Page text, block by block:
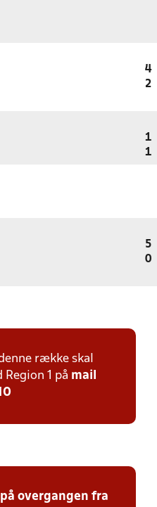
4
2
1
1
5
0
række skal
1 på mail
overgangen fra